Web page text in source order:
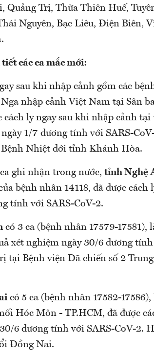
Quảng Trị, Thừa Thiên Huế,
Nguyên, Bạc Liêu, Điện Biên,
các ca mắc mới:
sau khi nhập cảnh gồm các
nhập cảnh Việt Nam tại Sân
cách ly ngay sau khi nhập cảnh
1/7 dương tính với SARS-
Nhiệt đới tỉnh Khánh Hòa.
ghi nhận trong nước, tỉnh Nghệ
bệnh nhân 14118, đã được
tính với SARS-CoV-2.
có 3 ca (bệnh nhân 17579-17581),
xét nghiệm ngày 30/6 dương
tại Bệnh viện Dã chiến số 2
có 5 ca (bệnh nhân 17582-
Hóc Môn - TP.HCM, đã được
6 dương tính với SARS-CoV-2.
Đồng Nai.